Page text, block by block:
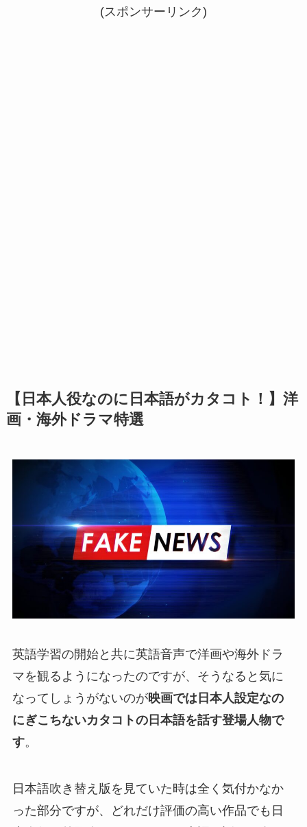
(スポンサーリンク)
【日本人役なのに日本語がカタコト！】洋
画・海外ドラマ特選
英語学習の開始と共に英語音声で洋画や海外ドラ
マを観るようになったのですが、そうなると気に
なってしょうがないのが映画では日本人設定なの
にぎこちないカタコトの日本語を話す登場人物で
す。
日本語吹き替え版を見ていた時は全く気付かなか
った部分ですが、どれだけ評価の高い作品でも日